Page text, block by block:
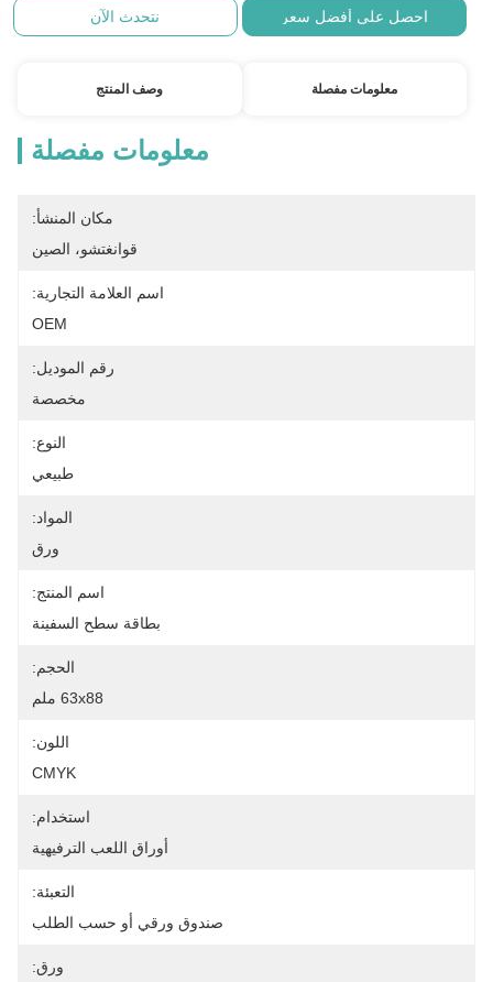
احصل على أفضل سعر نتحدث الآن
معلومات مفصلة وصف المنتج
معلومات مفصلة
مكان المنشأ:
قوانغتشو، الصين
اسم العلامة التجارية:
OEM
رقم الموديل:
مخصصة
النوع:
طبيعي
المواد:
ورق
اسم المنتج:
بطاقة سطح السفينة
الحجم:
63x88 ملم
اللون:
CMYK
استخدام:
أوراق اللعب الترفيهية
التعبئة:
صندوق ورقي أو حسب الطلب
ورق: